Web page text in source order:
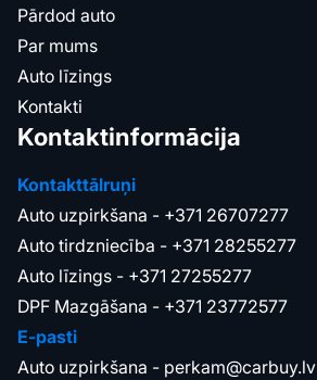
Pārdod auto
Par mums
Auto līzings
Kontakti
Kontaktinformācija
Kontakttālruņi
Auto uzpirkšana - +371 26707277
Auto tirdzniecība - +371 28255277
Auto līzings - +371 27255277
DPF Mazgāšana - +371 23772577
E-pasti
Auto uzpirkšana - perkam@carbuy.lv